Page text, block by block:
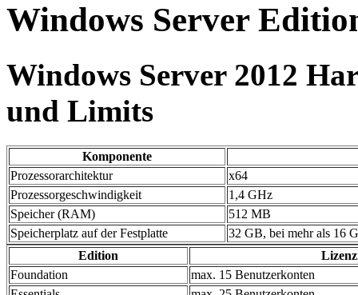
Windows Server
Windows Server 2012
und Limits
Komponente
Prozessorarchitektur
x64
Prozessorgeschwindigkeit
1,4 GHz
Speicher (RAM)
512 MB
Speicherplatz auf der Festplatte
32 GB, bei mehr als 16
Edition
Foundation
max. 15 Benutzerkonten